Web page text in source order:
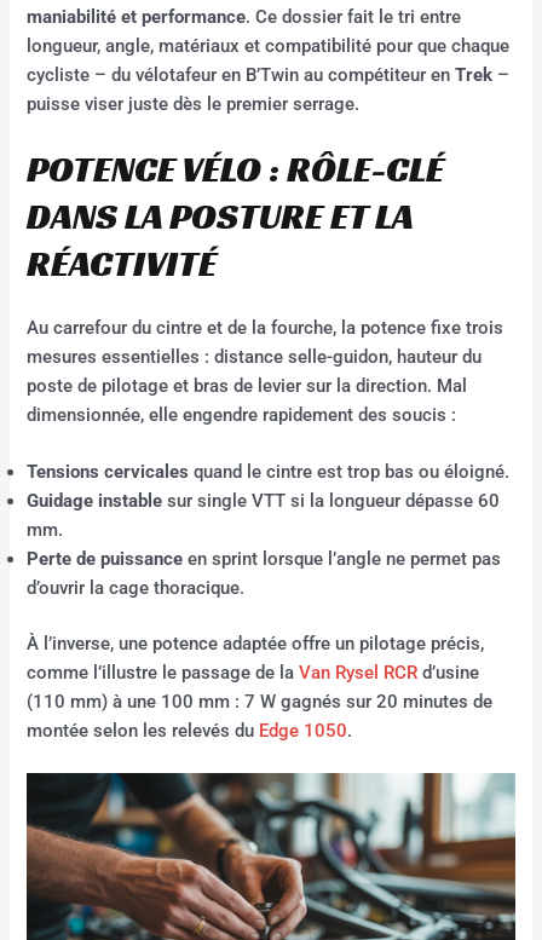
maniabilité et performance. Ce dossier fait le tri entre
longueur, angle, matériaux et compatibilité pour que chaque
cycliste – du vélotafeur en B’Twin au compétiteur enTrek –
puisse viser juste dès le premier serrage.
POTENCE VÉLO : RÔLE-CLÉ
DANS LA POSTURE ET LA
RÉACTIVITÉ
Au carrefour du cintre et de la fourche, la potence fixe trois
mesures essentielles : distance selle-guidon, hauteur du
poste de pilotage et bras de levier sur la direction. Mal
dimensionnée, elle engendre rapidement des soucis :
Tensions cervicales quand le cintre est trop bas ou éloigné.
Guidage instable sur single VTT si la longueur dépasse 60
mm.
Perte de puissance en sprint lorsque l’angle ne permet pas
d’ouvrir la cage thoracique.
À l’inverse, une potence adaptée offre un pilotage précis,
comme l’illustre le passage de laVan Rysel RCR d’usine
(110 mm) à une 100 mm : 7 W gagnés sur 20 minutes de
montée selon les relevés du Edge 1050.